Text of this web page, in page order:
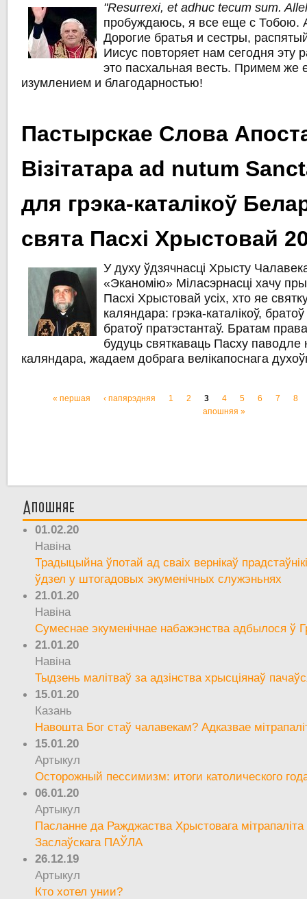
"Resurrexi, et adhuc tecum sum.
пробуждаюсь, я все еще с Тобою.
Дорогие братья и сестры,
Иисус повторяет нам сегодня эту
это пасхальная весть. Примем же
изумлением и благодарностью!
Пастырскае Слова
Візітатара ad nutum
для грэка-каталікоў
свята Пасхі Хрыстовай
У духу ўдзячнасці Хрысту
«Эканомію» Міласэрнасці хачу
Пасхі Хрыстовай усіх, хто яе
каляндара: грэка-каталікоў,
братоў пратэстантаў. Братам
будуць святкаваць Пасху паводле
каляндара, жадаем добрага велікапоснага
Старонкі
« першая ‹ папярэдняя 1 2 3 4 5 6 7
8
апошняя »
Апошняе
01.02.20
Навіна
Традыцыйна ўпотай ад сваіх вернікаў
ўдзел у штогадовых экуменічных служэньнях
21.01.20
Навіна
Сумеснае экуменічнае набажэнства адбылося ў
21.01.20
Навіна
Тыдзень малітваў за адзінства хрысціянаў
15.01.20
Казань
Навошта Бог стаў чалавекам? Адказвае
15.01.20
Артыкул
Осторожный пессимизм: итоги католического
06.01.20
Артыкул
Пасланне да Ражджаства Хрыстовага мітрапаліта
Заслаўскага ПАЎЛА
26.12.19
Артыкул
Кто хотел унии?